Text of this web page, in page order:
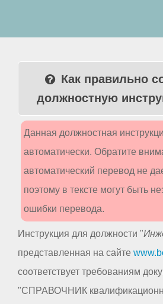
Как правильно
должностную
Данная должностная
автоматически. Обратите
автоматический перевод не
поэтому в тексте могут быть
ошибки перевода.
Инструкция для должности "
представленная на сайте
соответствует требованиям
"СПРАВОЧНИК